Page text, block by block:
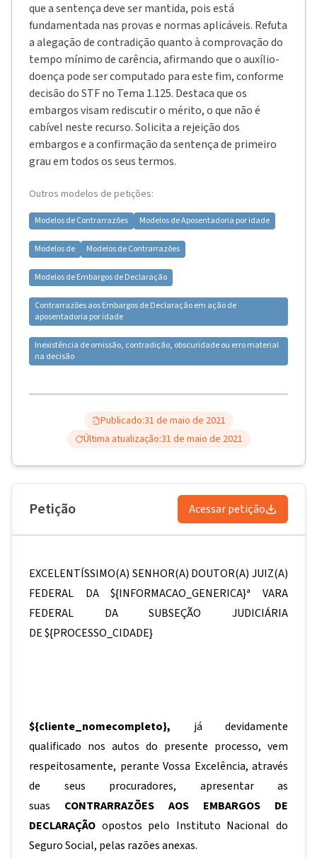
que a sentença deve ser mantida, pois está
fundamentada nas provas e normas aplicáveis. Refuta
a alegação de contradição quanto à comprovação do
tempo mínimo de carência, afirmando que o auxílio-
doença pode ser computado para este fim, conforme
decisão do STF no Tema 1.125. Destaca que os
embargos visam rediscutir o mérito, o que não é
cabível neste recurso. Solicita a rejeição dos
embargos e a confirmação da sentença de primeiro
grau em todos os seus termos.
Outros modelos de petições:
Modelos deContrarrazões Modelos deAposentadoria por idade
Modelos de Modelos deContrarrazões
Modelos deEmbargos de Declaração
Contrarrazões aos Embargos de Declaração em ação de
aposentadoria por idade
Inexistência de omissão, contradição, obscuridade ou erro material
na decisão
Publicado:31 de maio de 2021
Última atualização:31 de maio de 2021
Petição Acessar petição
EXCELENTÍSSIMO(A) SENHOR(A) DOUTOR(A) JUIZ(A)
FEDERAL DA
${INFORMACAO_GENERICA}ª VARA
FEDERAL DA SUBSEÇÃO JUDICIÁRIA
DE${PROCESSO_CIDADE}
${cliente_nomecompleto}, já devidamente
qualificado nos autos do presente processo, vem
respeitosamente, perante Vossa Excelência, através
de seus procuradores, apresentar as
suas
CONTRARRAZÕES
AOS EMBARGOS DE
DECLARAÇÃO opostos pelo Instituto Nacional do
Seguro Social, pelas razões anexas.